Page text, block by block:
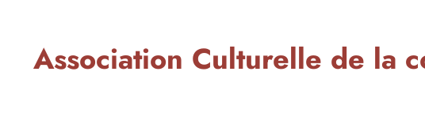
Association Culturelle de la